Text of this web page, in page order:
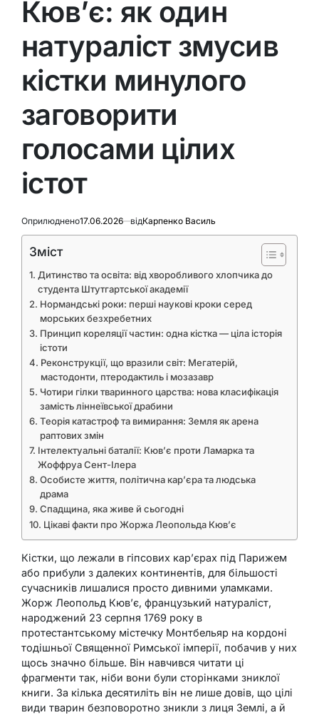
Кюв’є: як один
натураліст змусив
кістки минулого
заговорити
голосами цілих
істот
Оприлюднено17.06.2026 відКарпенко Василь
Зміст
Дитинство та освіта: від хворобливого хлопчика до
студента Штутгартської академії
Нормандські роки: перші наукові кроки серед
морських безхребетних
Принцип кореляції частин: одна кістка — ціла історія
істоти
Реконструкції, що вразили світ: Мегатерій,
мастодонти, птеродактиль і мозазавр
Чотири гілки тваринного царства: нова класифікація
замість ліннеївської драбини
Теорія катастроф та вимирання: Земля як арена
раптових змін
Інтелектуальні баталії: Кюв’є проти Ламарка та
Жоффруа Сент-Ілера
Особисте життя, політична кар’єра та людська
драма
Спадщина, яка живе й сьогодні
Цікаві факти про Жоржа Леопольда Кюв’є
Кістки, що лежали в гіпсових кар’єрах під Парижем
або прибули з далеких континентів, для більшості
сучасників лишалися просто дивними уламками.
Жорж Леопольд Кюв’є, французький натураліст,
народжений 23 серпня 1769 року в
протестантському містечку Монтбельяр на кордоні
тодішньої Священної Римської імперії, побачив у них
щось значно більше. Він навчився читати ці
фрагменти так, ніби вони були сторінками зниклої
книги. За кілька десятиліть він не лише довів, що цілі
види тварин безповоротно зникли з лиця Землі, а й